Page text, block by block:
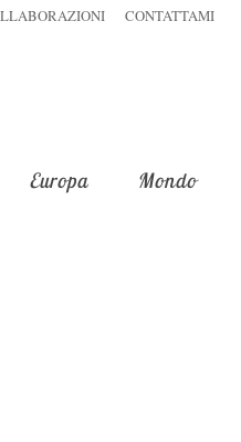
CONTATTAMI
Europa Mondo